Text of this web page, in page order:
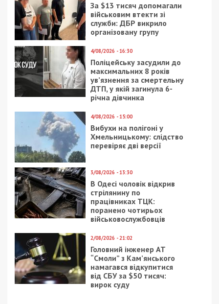
Следующая статья:
На Вінниччині посадовець
Держгеокадастру незаконно передав
землі аграрного університету в приватну
власність
7/06/2024 - 16:10
“Укргідроенерго” за 10
мільярдів замовило
захист від дронів і
відновлення ГЕС після
ворожих обстрілів
13/11/2019 - 15:10
Днепровский олигарх
отсудил 7 миллиардов
у «Приватбанка»